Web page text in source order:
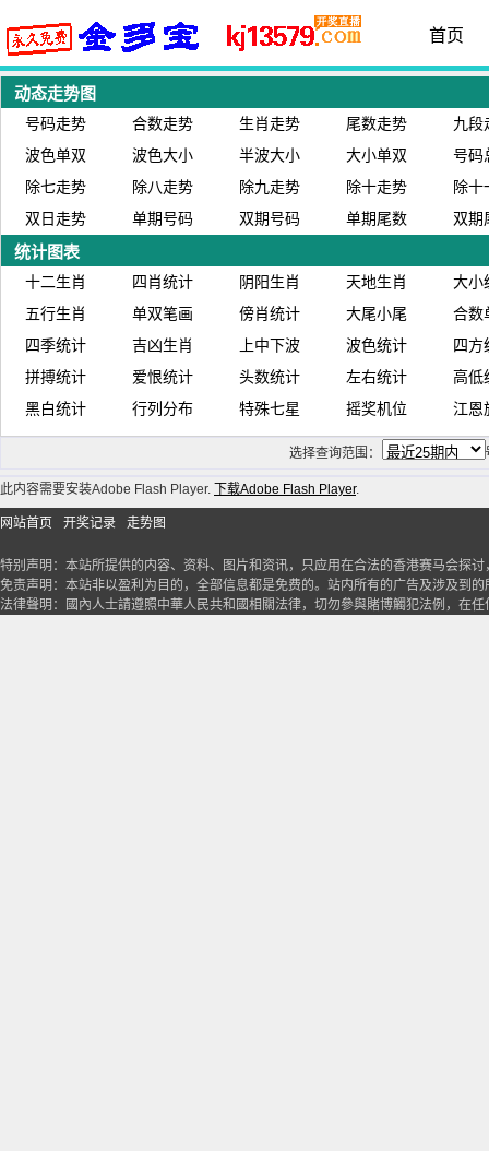
首页
动态走势图
号码走势 合数走势 生肖走势 尾数走势
九段
波色单双
波色大小 半波大小 大小单双
号码
除七走势
除八走势 除九走势 除十走势
除十
双日走势
单期号码 双期号码 单期尾数 双期
统计图表
十二生肖 四肖统计 阴阳生肖 天地生肖
大小
五行生肖
单双笔画 傍肖统计 大尾小尾
合数
四季统计
吉凶生肖 上中下波 波色统计
四方
拼搏统计
爱恨统计 头数统计 左右统计
高低
黑白统计
行列分布 特殊七星 摇奖机位 江恩
选择查询范围：
此内容需要安装Adobe Flash Player. 下载Adobe Flash Player.
网站首页 开奖记录 走势图
特别声明：本站所提供的内容、资料、图片和资讯，只应用在合法的香港赛马会探
免责声明：本站非以盈利为目的，全部信息都是免费的。站内所有的广告及涉及到
法律聲明：國內人士請遵照中華人民共和國相關法律，切勿參與賭博觸犯法例，在